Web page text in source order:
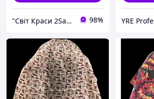
"Світ Краси 2Salon" Інтернет-магазин 98%